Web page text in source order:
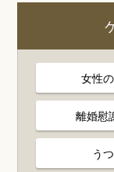
女性
離婚慰
うつ